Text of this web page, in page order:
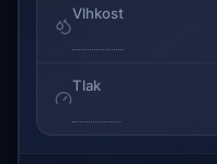
Vlhkost
Tlak